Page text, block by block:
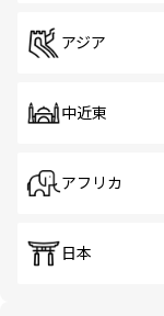
アジア
中近東
アフリカ
日本